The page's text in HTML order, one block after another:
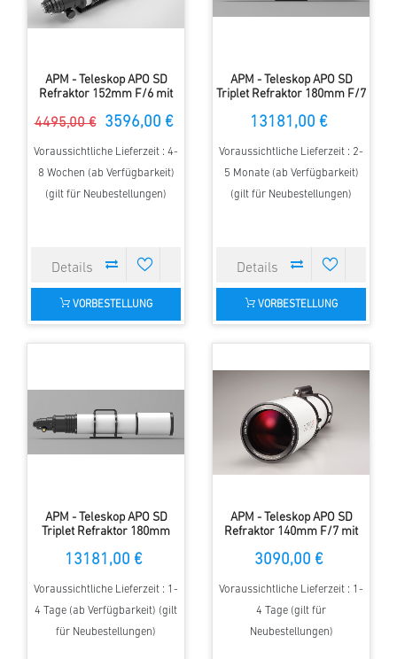
APM - Teleskop APO SD
Refraktor 152mm F/6 mit
4495,00 € 3596,00 €
Voraussichtliche Lieferzeit : 4-
8 Wochen (ab Verfügbarkeit)
(gilt für Neubestellungen)
VORBESTELLUNG
APM - Teleskop APO SD
Triplet Refraktor 180mm F/7
13181,00 €
Voraussichtliche Lieferzeit : 2-
5 Monate (ab Verfügbarkeit)
(gilt für Neubestellungen)
VORBESTELLUNG
APM - Teleskop APO SD
Triplet Refraktor 180mm
13181,00 €
Voraussichtliche Lieferzeit : 1-
4 Tage (ab Verfügbarkeit) (gilt
für Neubestellungen)
APM - Teleskop APO SD
Refraktor 140mm F/7 mit
3090,00 €
Voraussichtliche Lieferzeit : 1-
4 Tage (gilt für
Neubestellungen)